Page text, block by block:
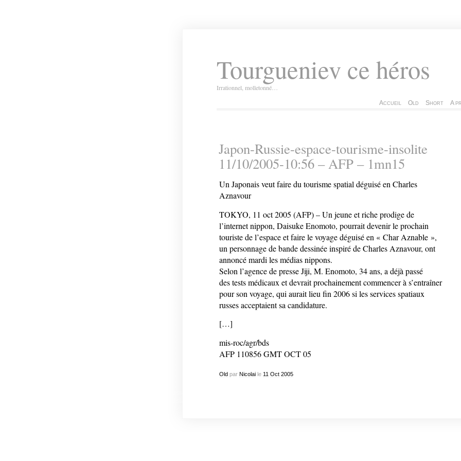
Tourgueniev ce héros
Irrationnel, molletonné…
Accueil Old Short A
Japon-Russie-espace-tourisme-insolite
11/10/2005-10:56 – AFP – 1mn15
Un Japonais veut faire du tourisme spatial déguisé en Charles
Aznavour
TOKYO, 11 oct 2005 (AFP) – Un jeune et riche prodige de
l’internet nippon, Daisuke Enomoto, pourrait devenir le prochain
touriste de l’espace et faire le voyage déguisé en « Char Aznable »,
un personnage de bande dessinée inspiré de Charles Aznavour, ont
annoncé mardi les médias nippons.
Selon l’agence de presse Jiji, M. Enomoto, 34 ans, a déjà passé
des tests médicaux et devrait prochainement commencer à s’entraîner
pour son voyage, qui aurait lieu fin 2006 si les services spatiaux
russes acceptaient sa candidature.
[…]
mis-roc/agr/bds
AFP 110856 GMT OCT 05
Oldpar Nicolaile 11 Oct 2005